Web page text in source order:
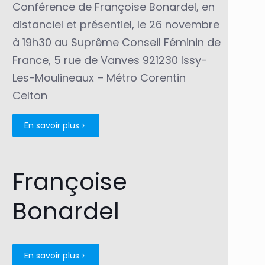
Conférence de Françoise Bonardel, en
distanciel et présentiel, le 26 novembre
à 19h30 au Suprême Conseil Féminin de
France, 5 rue de Vanves 921230 Issy-
Les-Moulineaux – Métro Corentin
Celton
En savoir plus
Françoise
Bonardel
En savoir plus